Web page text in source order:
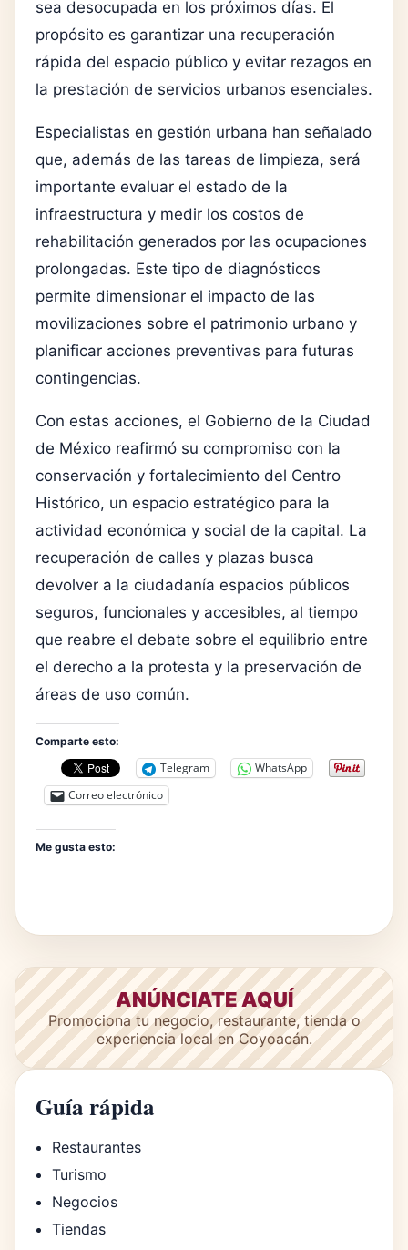
sea desocupada en los próximos días. El
propósito es garantizar una recuperación
rápida del espacio público y evitar rezagos en
la prestación de servicios urbanos esenciales.
Especialistas en gestión urbana han señalado
que, además de las tareas de limpieza, será
importante evaluar el estado de la
infraestructura y medir los costos de
rehabilitación generados por las ocupaciones
prolongadas. Este tipo de diagnósticos
permite dimensionar el impacto de las
movilizaciones sobre el patrimonio urbano y
planificar acciones preventivas para futuras
contingencias.
Con estas acciones, el Gobierno de la Ciudad
de México reafirmó su compromiso con la
conservación y fortalecimiento del Centro
Histórico, un espacio estratégico para la
actividad económica y social de la capital. La
recuperación de calles y plazas busca
devolver a la ciudadanía espacios públicos
seguros, funcionales y accesibles, al tiempo
que reabre el debate sobre el equilibrio entre
el derecho a la protesta y la preservación de
áreas de uso común.
Comparte esto:
Telegram
WhatsApp
Correo electrónico
Me gusta esto:
ANÚNCIATE AQUÍ
Promociona tu negocio, restaurante, tienda o
experiencia local en Coyoacán.
Guía rápida
Restaurantes
Turismo
Negocios
Tiendas